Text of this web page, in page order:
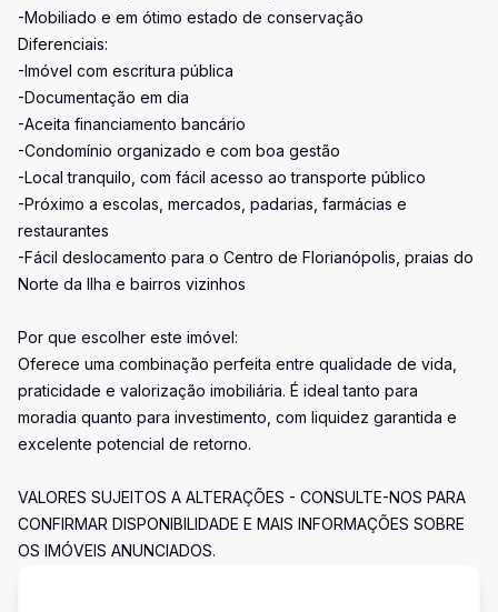
-Mobiliado e em ótimo estado de conservação
Diferenciais:
-Imóvel com escritura pública
-Documentação em dia
-Aceita financiamento bancário
-Condomínio organizado e com boa gestão
-Local tranquilo, com fácil acesso ao transporte público
-Próximo a escolas, mercados, padarias, farmácias e
restaurantes
-Fácil deslocamento para o Centro de Florianópolis, praias do
Norte da Ilha e bairros vizinhos
Por que escolher este imóvel:
Oferece uma combinação perfeita entre qualidade de vida,
praticidade e valorização imobiliária. É ideal tanto para
moradia quanto para investimento, com liquidez garantida e
excelente potencial de retorno.
VALORES SUJEITOS A ALTERAÇÕES - CONSULTE-NOS PARA
CONFIRMAR DISPONIBILIDADE E MAIS INFORMAÇÕES SOBRE
OS IMÓVEIS ANUNCIADOS.